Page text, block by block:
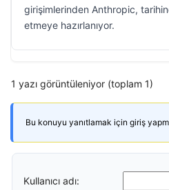
girişimlerinden Anthropic,
etmeye hazırlanıyor.
1 yazı görüntüleniyor (toplam 1)
Bu konuyu yanıtlamak için giriş
Kullanıcı adı: